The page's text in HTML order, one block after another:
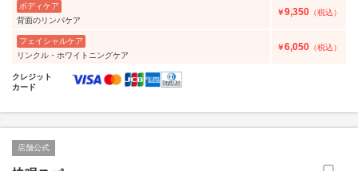
ボディケア
背面のリンパケア
￥9,350 （税込）
フェイシャルケア
リンクル・ホワイトニングケア
￥6,050 （税込）
クレジット
カード
店舗公式